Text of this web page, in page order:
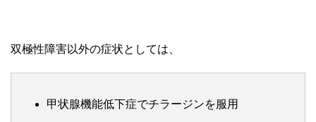
双極性障害以外の症状としては、
甲状腺機能低下症でチラージンを服用